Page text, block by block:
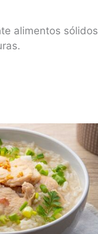
alimentos sólidos